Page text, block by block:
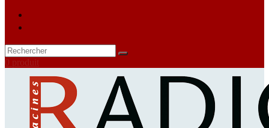
0 produit